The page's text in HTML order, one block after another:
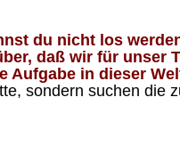
du nicht los
daß wir für unser
Aufgabe in dieser
sondern suchen die